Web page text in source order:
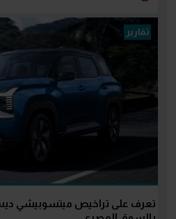
تقارير
تعرف على تراخيص ميتسوبيشي